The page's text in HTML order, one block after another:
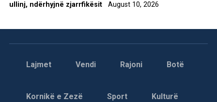
ullinj, ndërhyjnë zjarrfikësit
August 10, 2026
Lajmet Vendi Rajoni Botë
Kornikë e Zezë Sport Kulturë